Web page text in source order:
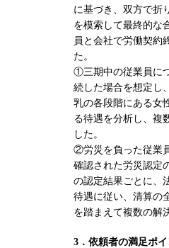
に基づき、双方で折
を模索して最終的な
員と会社で労働契約
た。
①三期中の従業員に
続した場合を想定し
乳の各段階にある女
る待遇を分析し、複
した。
②労災を負った従業
確認された労災認定
の認定結果ごとに、
待遇に従い、清算の
を踏まえて複数の解
3．依頼者の満足ポイ